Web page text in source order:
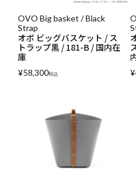
OVO Big basket / Black
Strap
オボ ビッグバスケット / ス
トラップ黒 / 181-B / 国内在
庫
¥58,300税込 ¥